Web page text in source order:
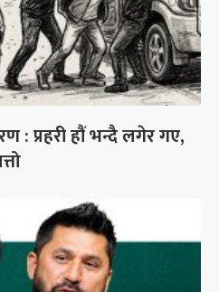
: प्रहरी हौं भन्दै लगेर गए,